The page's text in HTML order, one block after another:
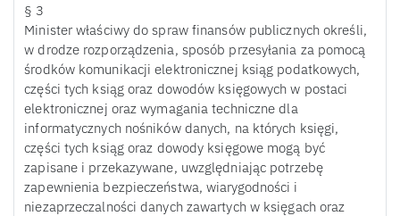
§ 3
Minister właściwy do spraw finansów publicznych określi,
w drodze rozporządzenia, sposób przesyłania za pomocą
środków komunikacji elektronicznej ksiąg podatkowych,
części tych ksiąg oraz dowodów księgowych w postaci
elektronicznej oraz wymagania techniczne dla
informatycznych nośników danych, na których księgi,
części tych ksiąg oraz dowody księgowe mogą być
zapisane i przekazywane, uwzględniając potrzebę
zapewnienia bezpieczeństwa, wiarygodności i
niezaprzeczalności danych zawartych w księgach oraz